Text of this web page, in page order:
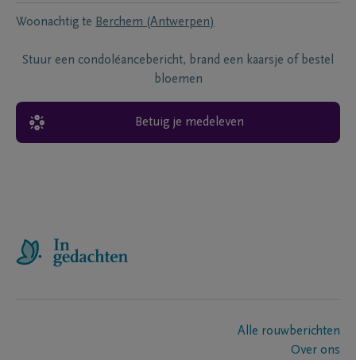
Woonachtig te Berchem (Antwerpen)
Stuur een condoléancebericht, brand een kaarsje of bestel
bloemen
Betuig je medeleven
Alle rouwberichten
Over ons